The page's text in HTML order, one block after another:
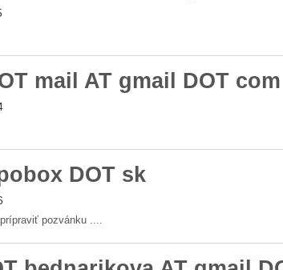
mail AT gmail DOT com
DOT sk
pozvánku ....